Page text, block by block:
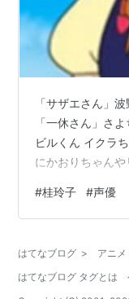
「サザエさん」
「一休さん」さ
ビルくん イクラ
にかおりちゃん
#桂玲子 #声優
はてなブログ > アニメ
はてなブログ タグとは